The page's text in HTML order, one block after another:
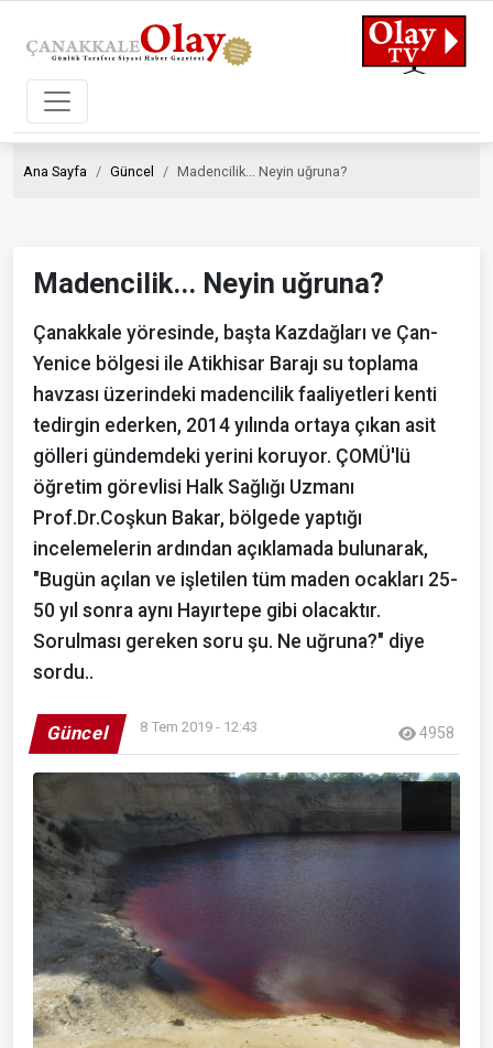
Ana Sayfa Güncel Madencilik... Neyin uğruna?
Madencilik... Neyin uğruna?
Çanakkale yöresinde, başta Kazdağları ve Çan-
Yenice bölgesi ile Atikhisar Barajı su toplama
havzası üzerindeki madencilik faaliyetleri kenti
tedirgin ederken, 2014 yılında ortaya çıkan asit
gölleri gündemdeki yerini koruyor. ÇOMÜ'lü
öğretim görevlisi Halk Sağlığı Uzmanı
Prof.Dr.Coşkun Bakar, bölgede yaptığı
incelemelerin ardından açıklamada bulunarak,
"Bugün açılan ve işletilen tüm maden ocakları 25-
50 yıl sonra aynı Hayırtepe gibi olacaktır.
Sorulması gereken soru şu. Ne uğruna?" diye
sordu..
Güncel 8 Tem 2019 - 12:43 4958